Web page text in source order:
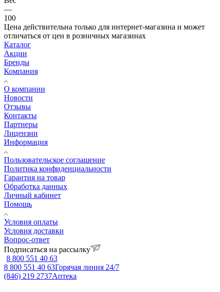
—
100
Цена действительна только для интернет-магазина и может
отличаться от цен в розничных магазинах
Каталог
Акции
Бренды
Компания
О компании
Новости
Отзывы
Контакты
Партнеры
Лицензии
Информация
Пользовательское соглашение
Политика конфиденциальности
Гарантия на товар
Обработка данных
Личный кабинет
Помощь
Условия оплаты
Условия доставки
Вопрос-ответ
Подписаться на рассылку
8 800 551 40 63
8 800 551 40 63Горячая линия 24/7
(846) 219 2737Аптека